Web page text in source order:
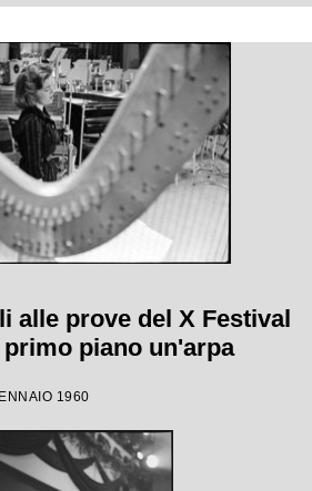
alle prove del X Festival
piano un'arpa
1960